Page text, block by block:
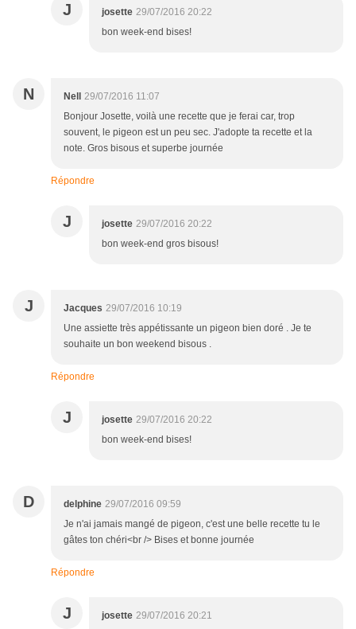
J josette 29/07/2016 20:22
bon week-end bises!
N Nell
29/07/2016 11:07
Bonjour Josette, voilà une recette que je ferai car, trop
souvent, le pigeon est un peu sec. J'adopte ta recette et la
note. Gros bisous et superbe journée
Répondre
J josette 29/07/2016 20:22
bon week-end gros bisous!
J Jacques 29/07/2016 10:19
Une assiette très appétissante un pigeon bien doré . Je te
souhaite un bon weekend bisous .
Répondre
J josette 29/07/2016 20:22
bon week-end bises!
D delphine 29/07/2016 09:59
Je n'ai jamais mangé de pigeon, c'est une belle recette tu le
gâtes ton chéri<br /> Bises et bonne journée
Répondre
J josette 29/07/2016 20:21